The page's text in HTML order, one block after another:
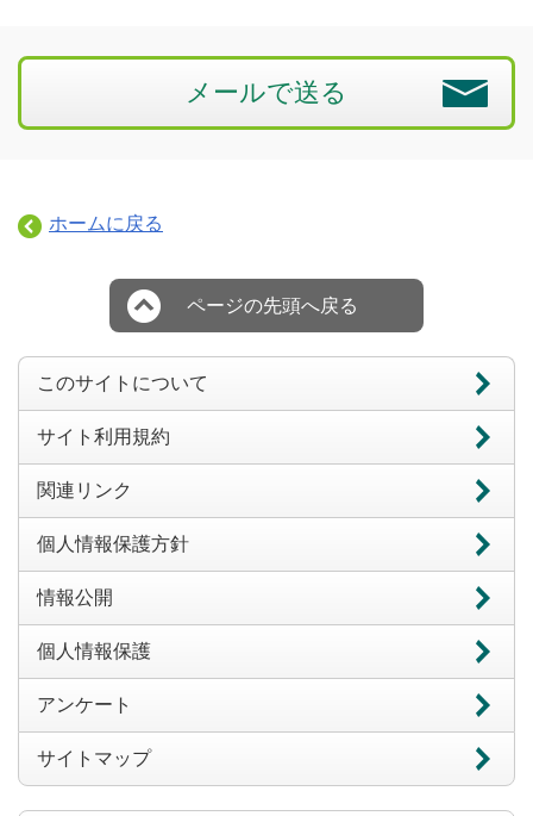
メールで送る
ホームに戻る
ページの先頭へ戻る
このサイトについて
サイト利用規約
関連リンク
個人情報保護方針
情報公開
個人情報保護
アンケート
サイトマップ